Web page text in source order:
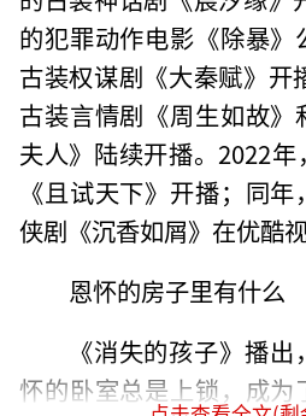
的犯罪动作电影《除暴
古装权谋剧《大秦赋》开
古装言情剧《周生如故
夫人》陆续开播。2022
《且试天下》开播；同
侠剧《沉香如屑》在优酷视
恩怀的房子里有什么
《消失的孩子》播
怀的卧室总是上锁，成